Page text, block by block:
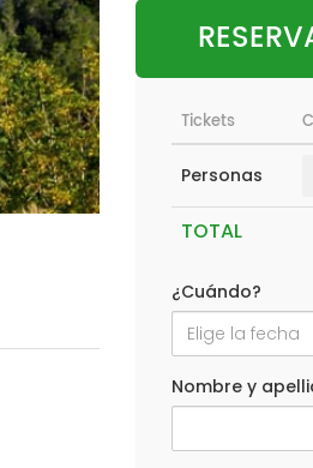
Tickets
TOTAL
Personas
¿Cuándo?
Nombre y